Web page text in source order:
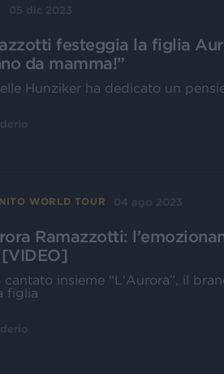
05 dic 2023
festeggia la figlia
da mamma!”
Hunziker ha dedicato un
WORLD TOUR 04 ago 2023
Ramazzotti:
cantato insieme “L'Aurora”, il
figlia